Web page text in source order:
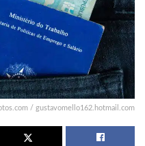
/ gustavomello162.hotmail.com